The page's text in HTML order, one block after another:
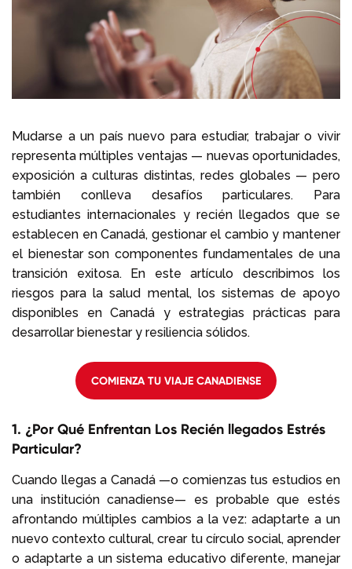
Mudarse a un país nuevo para estudiar, trabajar o vivir
representa múltiples ventajas — nuevas oportunidades,
exposición a culturas distintas, redes globales — pero
también conlleva desafíos particulares. Para
estudiantes internacionales y recién llegados que se
establecen en Canadá, gestionar el cambio y mantener
el bienestar son componentes fundamentales de una
transición exitosa. En este artículo describimos los
riesgos para la salud mental, los sistemas de apoyo
disponibles en Canadá y estrategias prácticas para
desarrollar bienestar y resiliencia sólidos.
COMIENZA TU VIAJE CANADIENSE
1. ¿Por Qué Enfrentan Los Recién llegados Estrés
Particular?
Cuando llegas a Canadá —o comienzas tus estudios en
una institución canadiense— es probable que estés
afrontando múltiples cambios a la vez: adaptarte a un
nuevo contexto cultural, crear tu círculo social, aprender
o adaptarte a un sistema educativo diferente, manejar